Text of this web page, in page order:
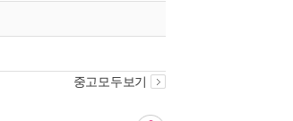
중고모두보기